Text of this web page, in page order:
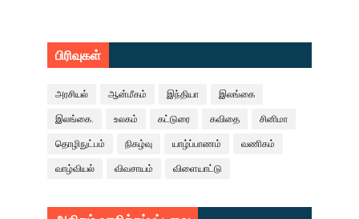
பிரிவுகள்
அரசியல் ஆன்மீகம் இந்தியா இலங்கை
இலங்கை. உலகம் கட்டுரை கவிதை சினிமா
தொழிநுட்பம் நிகழ்வு யாழ்ப்பாணம் வணிகம்
வாழ்வியல் விவசாயம் விளையாட்டு